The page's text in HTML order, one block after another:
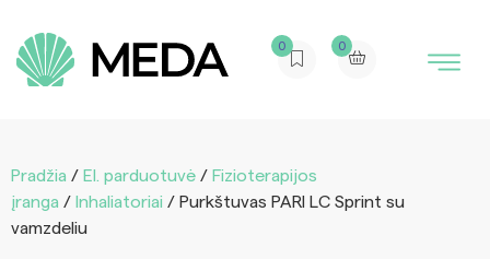
0 0
Pradžia / El. parduotuvė / Fizioterapijos
įranga / Inhaliatoriai / Purkštuvas PARI LC Sprint su
vamzdeliu